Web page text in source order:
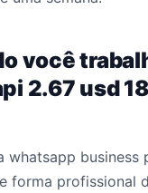
você
2.67 usd
business
forma profissional